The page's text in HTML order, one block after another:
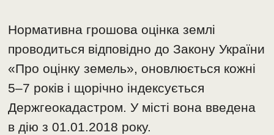
Нормативна грошова оцінка землі
проводиться відповідно до Закону України
«Про оцінку земель», оновлюється кожні
5–7 років і щорічно індексується
Держгеокадастром. У місті вона введена
в дію з 01.01.2018 року.